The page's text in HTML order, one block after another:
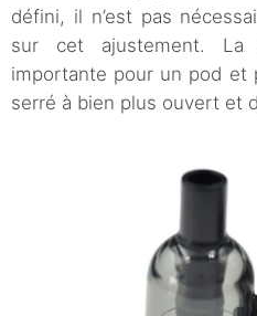
défini, il n’est pas
sur cet ajustement. La
importante pour un pod et
serré à bien plus ouvert et